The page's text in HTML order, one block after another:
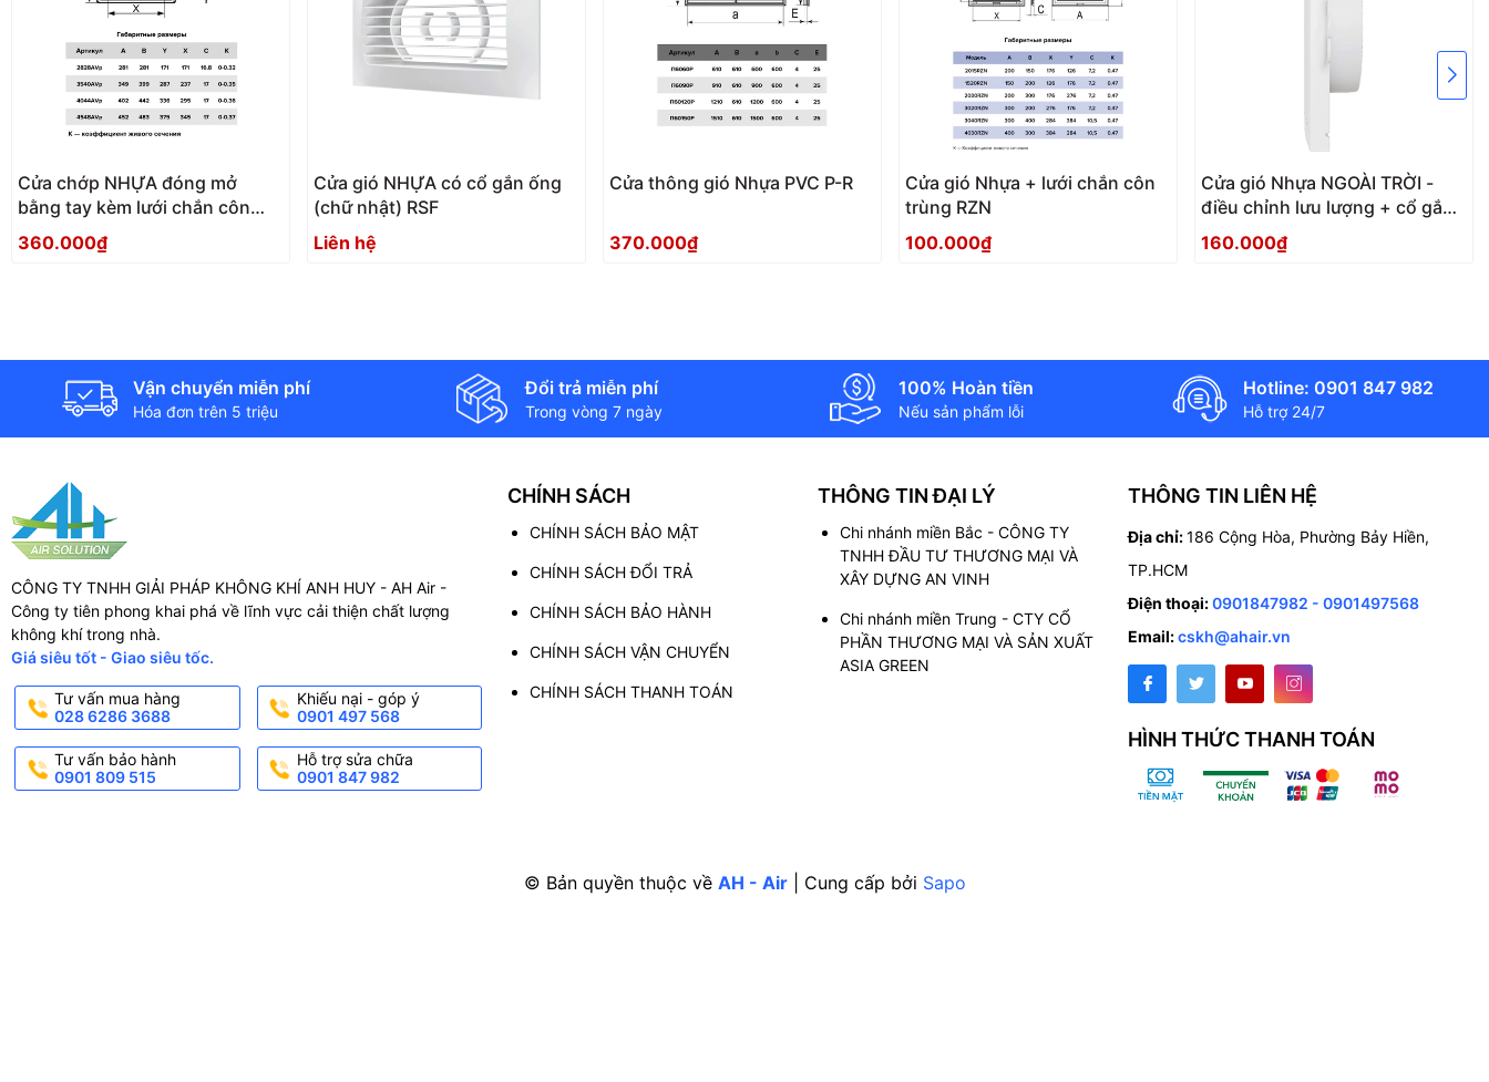
Cửa chớp NHỰA đóng mở
bằng tay kèm lưới chắn côn
trùng AVp
360.000₫
Cửa gió NHỰA có cổ gắn ống
(chữ nhật) RSF
Liên hệ
Cửa thông gió Nhựa PVC P-R
370.000₫
Cửa gió Nhựa + lưới chắn côn
trùng RZN
100.000₫
Cửa gió Nhựa NGOÀI TRỜI -
điều chỉnh lưu lượng + cổ gắn
ống RRP-F
160.000₫
Vận chuyển miễn phí
Hóa đơn trên 5 triệu
Đổi trả miễn phí
Trong vòng 7 ngày
100% Hoàn tiền
Nếu sản phẩm lỗi
Hotline: 0901 847 982
Hỗ trợ 24/7
CÔNG TY TNHH GIẢI PHÁP KHÔNG KHÍ ANH HUY - AH Air -
Công ty tiên phong khai phá về lĩnh vực cải thiện chất lượng
không khí trong nhà.
Giá siêu tốt - Giao siêu tốc.
Tư vấn mua hàng
028 6286 3688
Khiếu nại - góp ý
0901 497 568
Tư vấn bảo hành
0901 809 515
Hỗ trợ sửa chữa
0901 847 982
CHÍNH SÁCH
CHÍNH SÁCH BẢO MẬT
CHÍNH SÁCH ĐỔI TRẢ
CHÍNH SÁCH BẢO HÀNH
CHÍNH SÁCH VẬN CHUYỂN
CHÍNH SÁCH THANH TOÁN
THÔNG TIN ĐẠI LÝ
Chi nhánh miền Bắc - CÔNG TY
TNHH ĐẦU TƯ THƯƠNG MẠI VÀ
XÂY DỰNG AN VINH
Chi nhánh miền Trung - CTY CỔ
PHẦN THƯƠNG MẠI VÀ SẢN XUẤT
ASIA GREEN
THÔNG TIN LIÊN HỆ
Địa chỉ:186 Cộng Hòa, Phường Bảy Hiền,
TP.HCM
Điện thoại:0901847982 - 0901497568
Email:cskh@ahair.vn
HÌNH THỨC THANH TOÁN
© Bản quyền thuộc về AH - Air Cung cấp bởi Sapo